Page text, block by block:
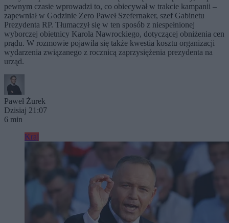
pewnym czasie wprowadzi to, co obiecywał w trakcie kampanii –
zapewniał w Godzinie Zero Paweł Szefernaker, szef Gabinetu
Prezydenta RP. Tłumaczył się w ten sposób z niespełnionej
wyborczej obietnicy Karola Nawrockiego, dotyczącej obniżenia cen
prądu. W rozmowie pojawiła się także kwestia kosztu organizacji
wydarzenia związanego z rocznicą zaprzysiężenia prezydenta na
urząd.
Paweł Żurek
Dzisiaj 21:07
6 min
Kraj